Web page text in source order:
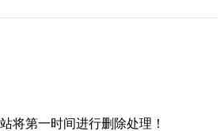
将第一时间进行删除处理！